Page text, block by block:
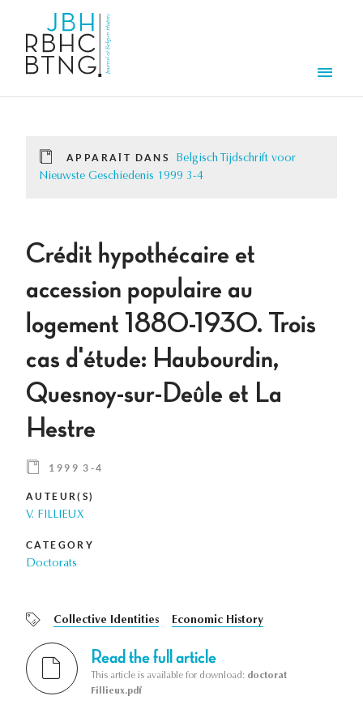
APPARAÎT DANS
Belgisch Tijdschrift voor
Nieuwste Geschiedenis 1999 3-4
Crédit hypothécaire et
accession populaire au
logement 1880-1930. Trois
cas d'étude: Haubourdin,
Quesnoy-sur-Deûle et La
Hestre
1999 3-4
AUTEUR(S)
V. FILLIEUX
CATEGORY
Doctorats
Collective Identities Economic History
Read the full article
This article is available for download: doctorat
Fillieux.pdf